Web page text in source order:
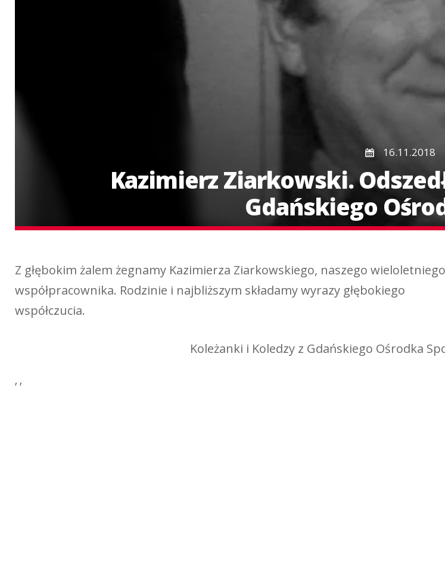
16.11.2018
Kazimierz Ziarkowski.
Gdańskiego
Z głębokim żalem żegnamy Kazimierza Ziarkowskiego, naszego wieloletniego
współpracownika. Rodzinie i najbliższym składamy wyrazy głębokiego
współczucia.
Koleżanki i Koledzy z Gdańskiego Ośrodka
’ ’